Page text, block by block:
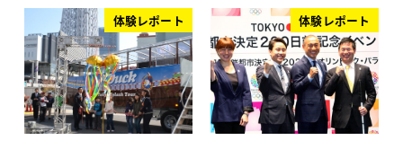
体験レポート 体験レポート